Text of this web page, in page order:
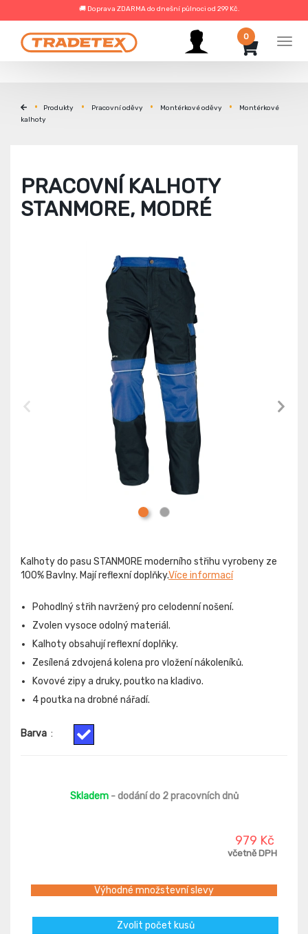
🚚 Doprava ZDARMA do dnešní půlnoci od 299 Kč.
0
Produkty Pracovní oděvy Montérkové oděvy
Montérkové
kalhoty
PRACOVNÍ KALHOTY
STANMORE, MODRÉ
Kalhoty do pasu STANMORE moderního střihu vyrobeny ze
100% Bavlny. Mají reflexní doplňky.Více informací
Pohodlný střih navržený pro celodenní nošení.
Zvolen vysoce odolný materiál.
Kalhoty obsahují reflexní doplňky.
Zesílená zdvojená kolena pro vložení nákoleníků.
Kovové zipy a druky, poutko na kladivo.
4 poutka na drobné nářadí.
Barva :
Skladem- dodání do 2 pracovních dnů
979 Kč
včetně DPH
Výhodné množstevní slevy
Zvolit počet kusů